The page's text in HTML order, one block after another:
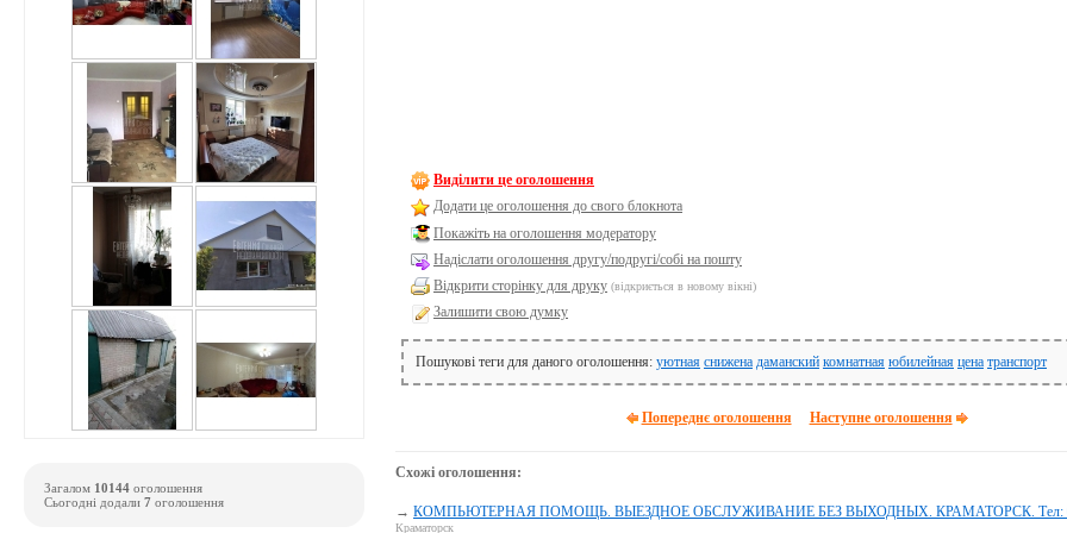
Виділити це оголошення
Додати це оголошення до свого блокнота
Покажіть на оголошення модератору
Надіслати оголошення другу/подругі/собі на пошту
Відкрити сторінку для друку (відкриється в новому вікні)
Залишити свою думку
Пошукові теги для даного оголошення: уютная снижена даманский комнатная юбилейная цена транспорт
Попереднє оголошення Наступне оголошення
Схожі оголошення:
→ КОМПЬЮТЕРНАЯ ПОМОЩЬ. ВЫЕЗДНОЕ ОБСЛУЖИВАНИЕ БЕЗ ВЫХОДНЫХ. КРАМАТОРСК. Тел:
Краматорск
Загалом 10144 оголошення
Сьогодні додали 7 оголошення